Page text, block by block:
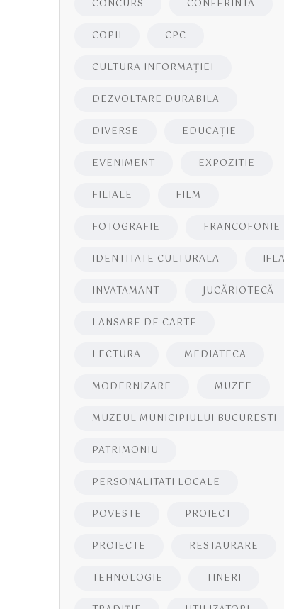
CONCURS CONFERINTA
COPII CPC
CULTURA INFORMAŢIEI
DEZVOLTARE DURABILA
DIVERSE EDUCAŢIE
EVENIMENT EXPOZITIE
FILIALE FILM
FOTOGRAFIE FRANCOFONIE
IDENTITATE CULTURALA IFLA
INVATAMANT JUCĂRIOTECĂ
LANSARE DE CARTE
LECTURA MEDIATECA
MODERNIZARE MUZEE
MUZEUL MUNICIPIULUI BUCURESTI
PATRIMONIU
PERSONALITATI LOCALE
POVESTE PROIECT
PROIECTE RESTAURARE
TEHNOLOGIE TINERI